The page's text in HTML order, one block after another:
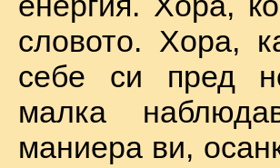
словото. Хора,
себе си пред
малка
маниера ви,